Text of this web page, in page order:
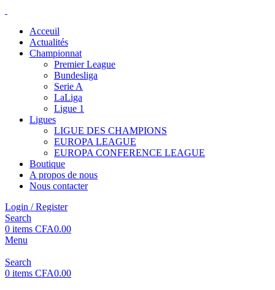
Acceuil
Actualités
Championnat
Premier League
Bundesliga
Serie A
LaLiga
Ligue 1
Ligues
LIGUE DES CHAMPIONS
EUROPA LEAGUE
EUROPA CONFERENCE LEAGUE
Boutique
A propos de nous
Nous contacter
Login / Register
Search
0 items CFA0.00
Menu
Search
0 items CFA0.00